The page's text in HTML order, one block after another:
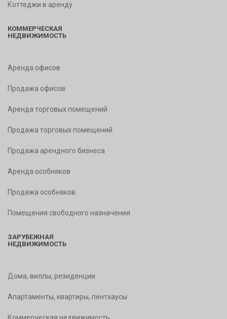
Коттеджи в аренду
КОММЕРЧЕСКАЯ
НЕДВИЖИМОСТЬ
Аренда офисов
Продажа офисов
Аренда торговых помещений
Продажа торговых помещений
Продажа арендного бизнеса
Аренда особняков
Продажа особняков
Помещения свободного назначения
ЗАРУБЕЖНАЯ
НЕДВИЖИМОСТЬ
Дома, виллы, резиденции
Апартаменты, квартиры, пентхаусы